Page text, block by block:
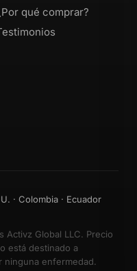
qué comprar?
· Colombia · Ecuador
Activz Global LLC. Precio
está destinado a
ninguna enfermedad.